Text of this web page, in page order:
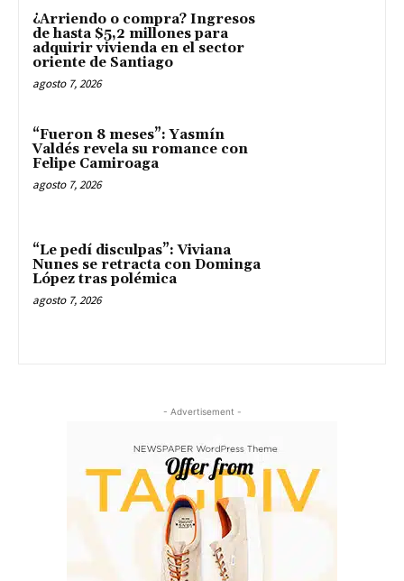
¿Arriendo o compra? Ingresos
de hasta $5,2 millones para
adquirir vivienda en el sector
oriente de Santiago
agosto 7, 2026
“Fueron 8 meses”: Yasmín
Valdés revela su romance con
Felipe Camiroaga
agosto 7, 2026
“Le pedí disculpas”: Viviana
Nunes se retracta con Dominga
López tras polémica
agosto 7, 2026
- Advertisement -